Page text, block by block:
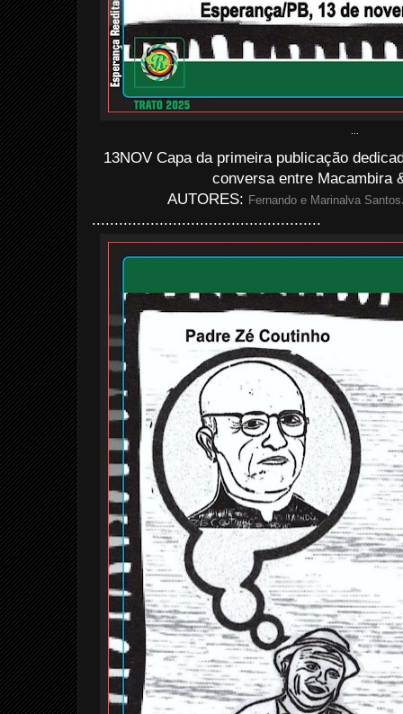
13NOV Capa da primeira publicação
conversa entre Macambira
AUTORES: Fernando e Marinalva Santos
...................................................